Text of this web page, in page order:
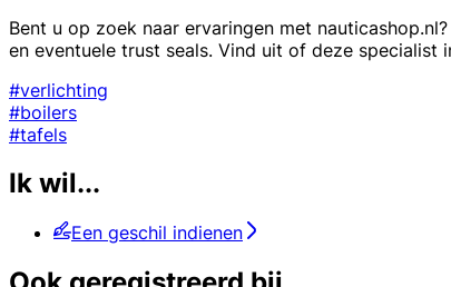
Bent u op zoek naar ervaringen met
en eventuele trust seals. Vind uit of deze
#verlichting
#boilers
#tafels
Ik wil...
Een geschil indienen